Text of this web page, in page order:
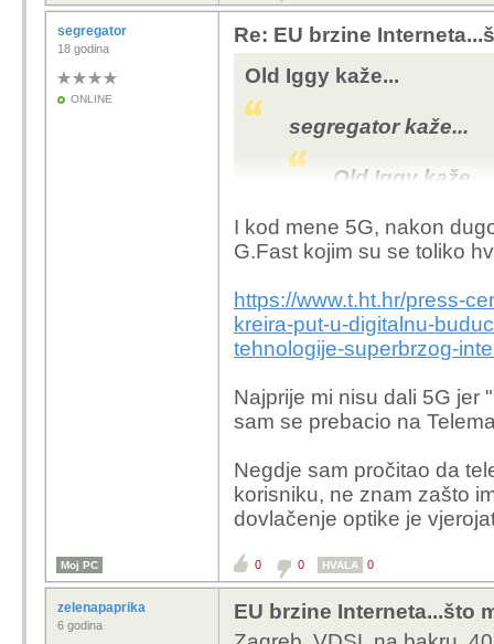
Eto, a ja u
do Paga nismo ni u
segregator
18 godina
ONLINE
Re: EU brzine
Old Iggy kaže...
segregator kaže...
Old Iggy kaže...
Meni je na
priključak
Zadra pa do
I kod mene 5G, nakon
G.Fast kojim su se toliko
https://www.t.ht.hr/press-
kreira-put-u-digitalnu-
tehnologije-superbrzog-
Najprije mi nisu dali 5G jer
sam se prebacio na
Negdje sam pročitao da
korisniku, ne znam zašto
dovlačenje optike je
Moj PC 0 0 HVALA 0
zelenapaprika
6 godina
EU brzine Interneta...što